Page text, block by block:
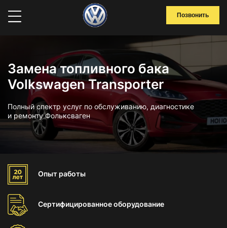
Позвонить
Замена топливного бака
Volkswagen Transporter
Полный спектр услуг по обслуживанию, диагностике
и ремонту Фольксваген
Опыт работы
Сертифицированноеоборудование